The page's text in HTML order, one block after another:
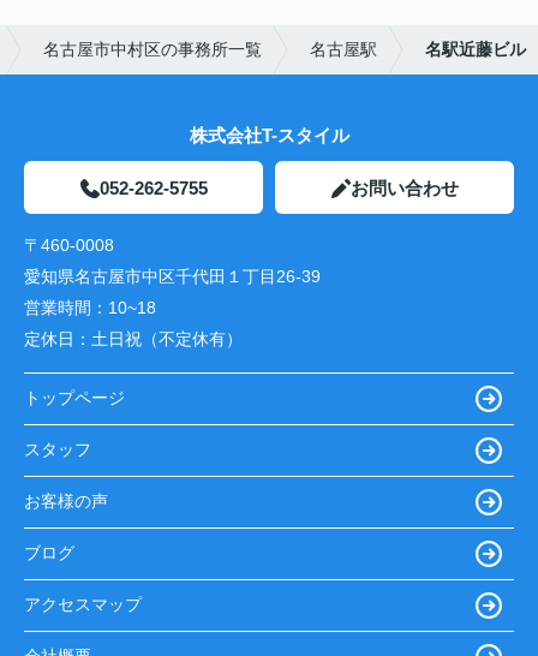
名古屋市中村区の事務所一覧 名古屋駅 名駅近藤ビル
株式会社T-スタイル
052-262-5755 お問い合わせ
〒460-0008
愛知県名古屋市中区千代田１丁目26-39
営業時間： 10~18
定休日： 土日祝（不定休有）
トップページ
スタッフ
お客様の声
ブログ
アクセスマップ